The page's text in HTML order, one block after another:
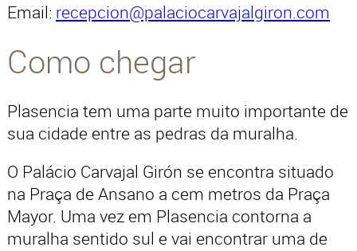
Email: recepcion@palaciocarvajalgiron.com
Como chegar
Plasencia tem uma parte muito importante de
sua cidade entre as pedras da muralha.
O Palácio Carvajal Girón se encontra situado
na Praça de Ansano a cem metros da Praça
Mayor. Uma vez em Plasencia contorna a
muralha sentido sul e vai encontrar uma de